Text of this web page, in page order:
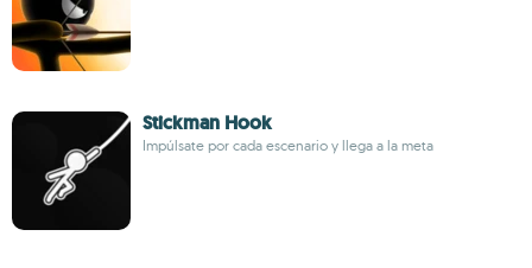
Stickman Hook
Impúlsate por cada escenario y llega a la meta